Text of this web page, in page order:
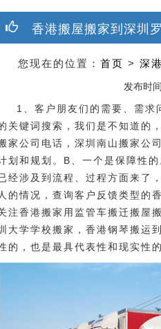
香港搬屋搬家到深圳
您现在的位置： 首页 > 深
发布时
1、客户朋友们的需要、需
关键词搜索，我们是不知道的
家公司电话，深圳南山搬家公
划和规划。B、一个是保障性
经涉及到流程、过程方面来了
人的情况，查询客户反馈类型的
注香港搬家用监管车搬迁搬屋
大学学校搬家，香港钢琴搬运
的，也是最具代表性和现实性